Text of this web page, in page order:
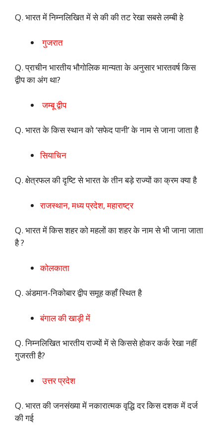
Q. भारत में निम्नलिखित में से की की तट रेखा सबसे लम्बी हे
गुजरात
Q. प्राचीन भारतीय भौगोलिक मान्यता के अनुसार भारतवर्ष किस
द्वीप का अंग था?
जम्बू द्वीप
Q. भारत के किस स्थान को ‘सफेद पानी’ के नाम से जाना जाता है
सियाचिन
Q. क्षेत्रफल की दृष्टि से भारत के तीन बड़े राज्यों का क्रम क्या है
राजस्थान, मध्य प्रदेश, महाराष्ट्र
Q. भारत में किस शहर को महलों का शहर के नाम से भी जाना जाता
है ?
कोलकाता
Q. अंडमान-निकोबार द्वीप समूह कहाँ स्थित है
बंगाल की खाड़ी में
Q. निम्नलिखित भारतीय राज्यों में से किससे होकर कर्क रेखा नहीं
गुजरती है?
उत्तर प्रदेश
Q. भारत की जनसंख्या में नकारात्मक वृद्धि दर किस दशक में दर्ज
की गई